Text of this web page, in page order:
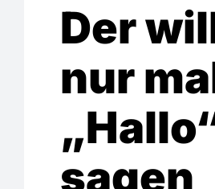
Vermittlung
Warenkorb
Der
nur
sagen